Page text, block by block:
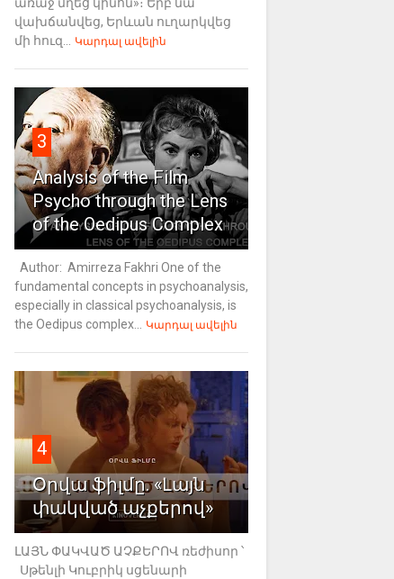
վախճանվեց, Երևան ուղարկվեց
մի հուզ...
Կարդալ ավելին
3
Analysis of the Film
Psycho through the Lens
of the Oedipus Complex
Author: Amirreza Fakhri One of the
fundamental concepts in psychoanalysis,
especially in classical psychoanalysis, is
the Oedipus complex...
Կարդալ ավելին
4
Օրվա ֆիլմը. «Լայն
փակված աչքերով»
ԼԱՅՆ ՓԱԿՎԱԾ ԱՉՔԵՐՈՎ ռեժիսոր ՝
Սթենլի Կուբրիկ սցենարի